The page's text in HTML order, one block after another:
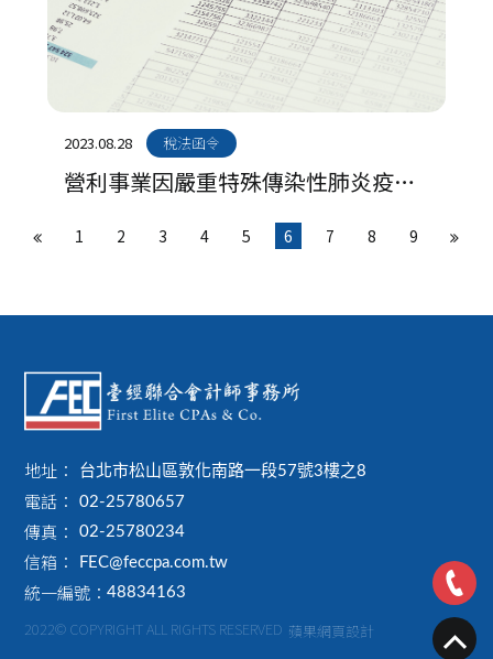
2023.08.28 稅法函令
營利事業因嚴重特殊傳染性肺炎疫情
影響免辦理112年度營利事業所得稅
暫繳之相關規定（112年度會計年度
1 2 3 4 5 6 7 8 9
地址： 台北市松山區敦化南路一段57號3樓之8
電話： 02-25780657
傳真： 02-25780234
信箱： FEC@feccpa.com.tw
統一編號：48834163
2022© COPYRIGHT ALL RIGHTS RESERVED 蘋果網頁設計